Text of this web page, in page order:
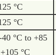
°C
°C
°C to +85
°C